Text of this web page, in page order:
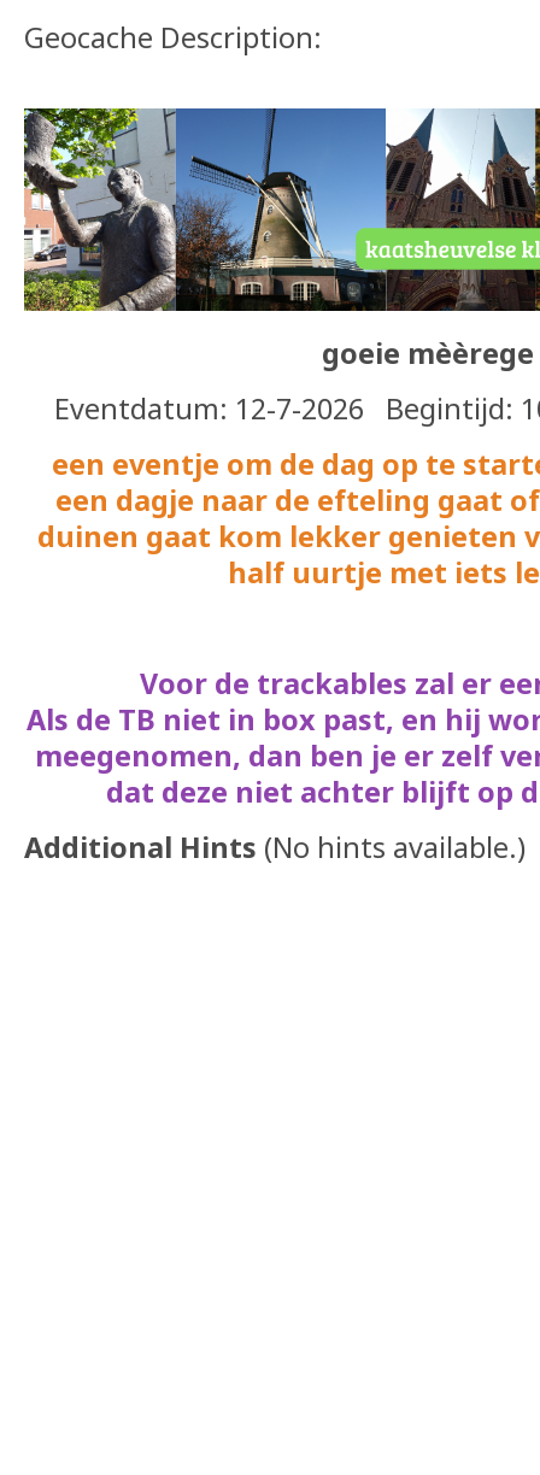
Geocache Description:
goeie mèèrege
Eventdatum: 12-7-2026 Begintijd:
een eventje om de dag op te
een dagje naar de efteling gaat
duinen gaat kom lekker genieten
half uurtje met iets
Voor de trackables zal er
Als de TB niet in box past, en hij
meegenomen, dan ben je er zelf
dat deze niet achter blijft op
Additional Hints (No hints available.)